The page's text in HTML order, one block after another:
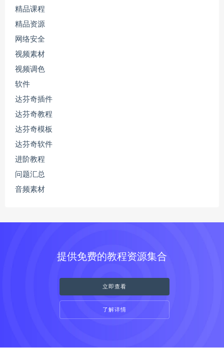
精品课程
精品资源
网络安全
视频素材
视频调色
软件
达芬奇插件
达芬奇教程
达芬奇模板
达芬奇软件
进阶教程
问题汇总
音频素材
提供免费的教程资源集合
立即查看
了解详情